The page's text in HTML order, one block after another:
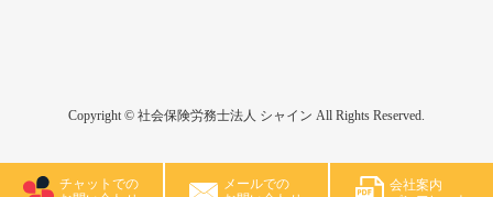
Copyright © 社会保険労務士法人 シャイン All Rights Reserved.
チャットでの
メールでの
会社案内